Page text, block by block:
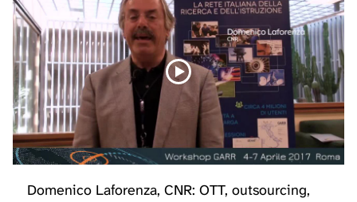
Domenico Laforenza, CNR: OTT, outsourcing,